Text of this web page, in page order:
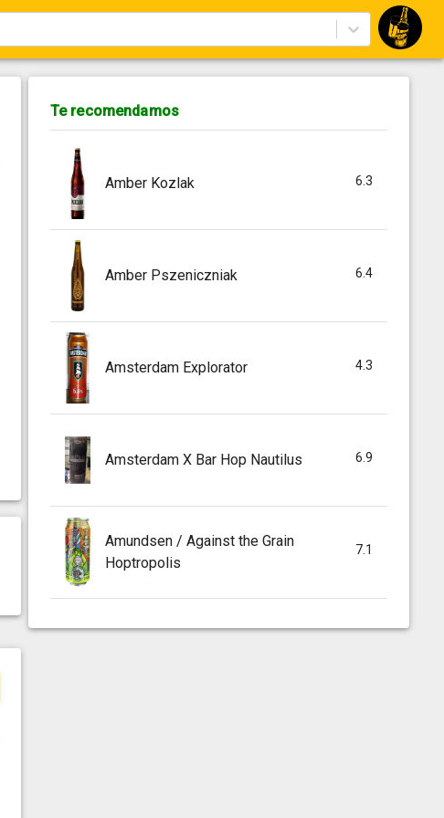
Te recomendamos
Amber Kozlak 6.3
Amber Pszeniczniak 6.4
Amsterdam Explorator 4.3
Amsterdam X Bar Hop Nautilus 6.9
Amundsen / Against the Grain
Hoptropolis
7.1